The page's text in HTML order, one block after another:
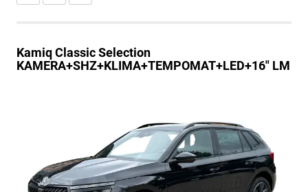
KamiqClassic Selection
KAMERA+SHZ+KLIMA+TEMPOMAT+LED+16" LM